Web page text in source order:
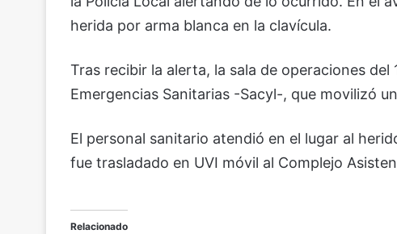
herida por arma blanca en la clavícula.
Tras recibir la alerta, la sala de operaciones
Emergencias Sanitarias -Sacyl-, que movilizó
El personal sanitario atendió en el lugar al
fue trasladado en UVI móvil al Complejo
Relacionado